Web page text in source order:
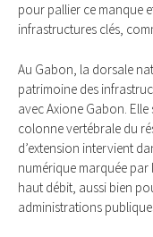
pour pallier ce manque
infrastructures clés,
Au Gabon, la dorsale
patrimoine des
avec Axione Gabon.
colonne vertébrale du
d’extension intervient
numérique marquée
haut débit, aussi bien
administrations